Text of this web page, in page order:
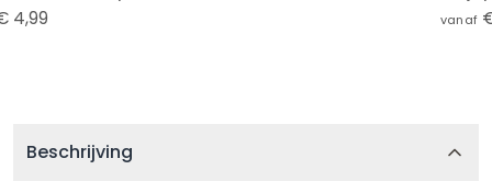
4,99
vanaf
Beschrijving